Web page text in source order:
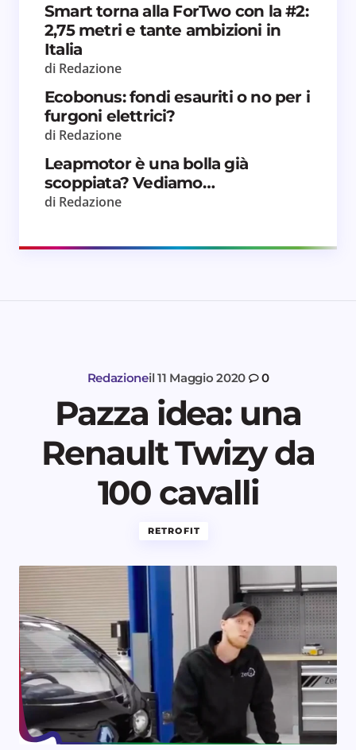
per il prossimo commento.
Smart torna alla ForTwo con la #2:
2,75 metri e tante ambizioni in
Italia
di Redazione
Ecobonus: fondi esauriti o no per i
furgoni elettrici?
di Redazione
Leapmotor è una bolla già
scoppiata? Vediamo…
di Redazione
Redazioneil 11 Maggio 2020 0
Pazza idea: una
Renault Twizy da
100 cavalli
RETROFIT